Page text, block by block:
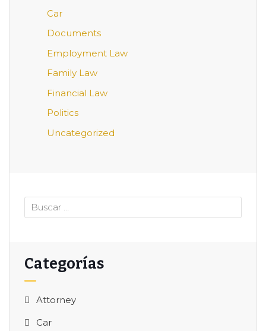
Car
Documents
Employment Law
Family Law
Financial Law
Politics
Uncategorized
Categorías
Attorney
Car